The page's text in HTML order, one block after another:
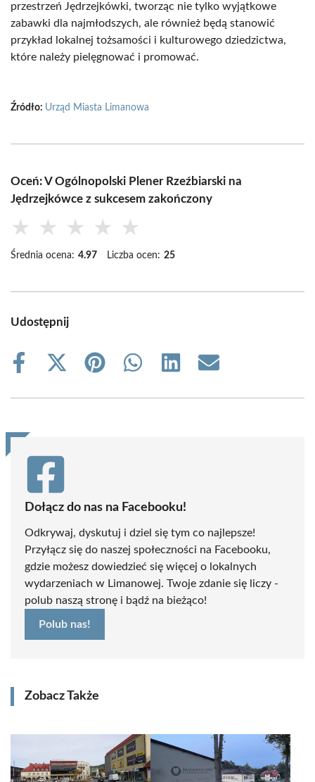
przestrzeń Jędrzejkówki, tworząc nie tylko wyjątkowe
zabawki dla najmłodszych, ale również będą stanowić
przykład lokalnej tożsamości i kulturowego dziedzictwa,
które należy pielęgnować i promować.
Źródło: Urząd Miasta Limanowa
Oceń: V Ogólnopolski Plener Rzeźbiarski na
Jędrzejkówce z sukcesem zakończony
★ ★ ★ ★ ★
Średnia ocena: 4.97 Liczba ocen: 25
Udostępnij
Share
Share
(Twitter)
Share
Share
Share
Share
Dołącz do nas na Facebooku!
Odkrywaj, dyskutuj i dziel się tym co najlepsze!
Przyłącz się do naszej społeczności na Facebooku,
gdzie możesz dowiedzieć się więcej o lokalnych
wydarzeniach w Limanowej. Twoje zdanie się liczy -
polub naszą stronę i bądź na bieżąco!
Polub nas!
Zobacz Także